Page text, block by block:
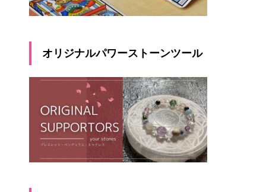
オリジナルパワーストーンツール